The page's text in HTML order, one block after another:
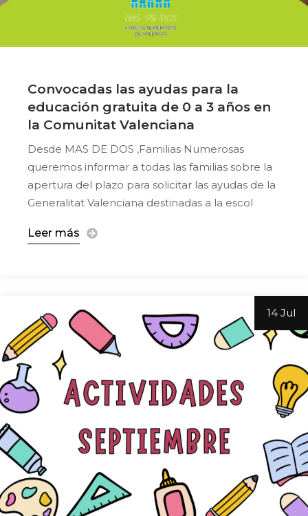
Convocadas las ayudas para la
educación gratuita de 0 a 3 años en
la Comunitat Valenciana
Desde MAS DE DOS ,Familias Numerosas
queremos informar a todas las familias sobre la
apertura del plazo para solicitar las ayudas de la
Generalitat Valenciana destinadas a la escol
Leer más
14 Jul